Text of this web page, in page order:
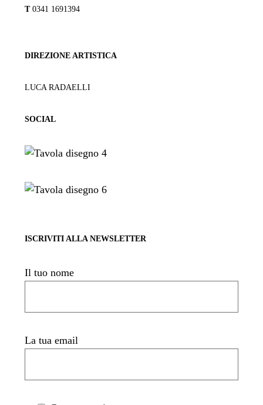
T0341 1691394
DIREZIONE ARTISTICA
LUCA RADAELLI
SOCIAL
ISCRIVITI ALLA NEWSLETTER
Il tuo nome
La tua email